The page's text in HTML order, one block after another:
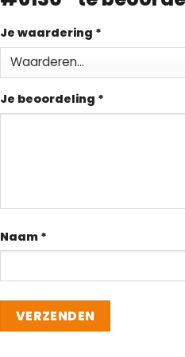
Je waardering *
Je beoordeling *
Naam *